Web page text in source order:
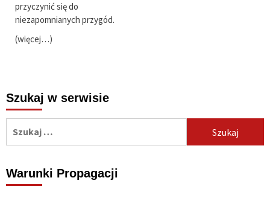
przyczynić się do
niezapomnianych przygód.
(więcej…)
Szukaj w serwisie
Warunki Propagacji